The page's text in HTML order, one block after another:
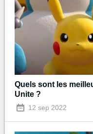
Quels sont les
Unite ?
12 sep 2022